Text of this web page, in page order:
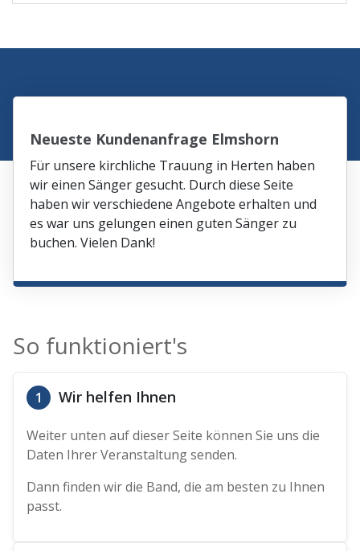
Neueste Kundenanfrage Elmshorn
Für unsere kirchliche Trauung in Herten haben
wir einen Sänger gesucht. Durch diese Seite
haben wir verschiedene Angebote erhalten und
es war uns gelungen einen guten Sänger zu
buchen. Vielen Dank!
So funktioniert's
1 Wir helfen Ihnen
Weiter unten auf dieser Seite können Sie uns die
Daten Ihrer Veranstaltung senden.
Dann finden wir die Band, die am besten zu Ihnen
passt.